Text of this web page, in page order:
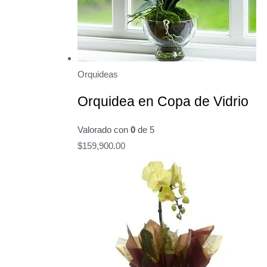
Orquideas
Orquidea en Copa de Vidrio
Valorado con 0 de 5
$159,900.00